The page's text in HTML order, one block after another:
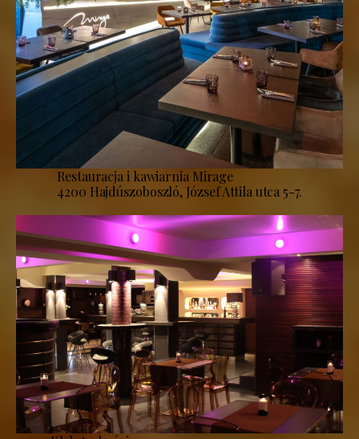
Restauracja i kawiarnia Mirage
4200 Hajdúszoboszló, József Attila utca 5-7.